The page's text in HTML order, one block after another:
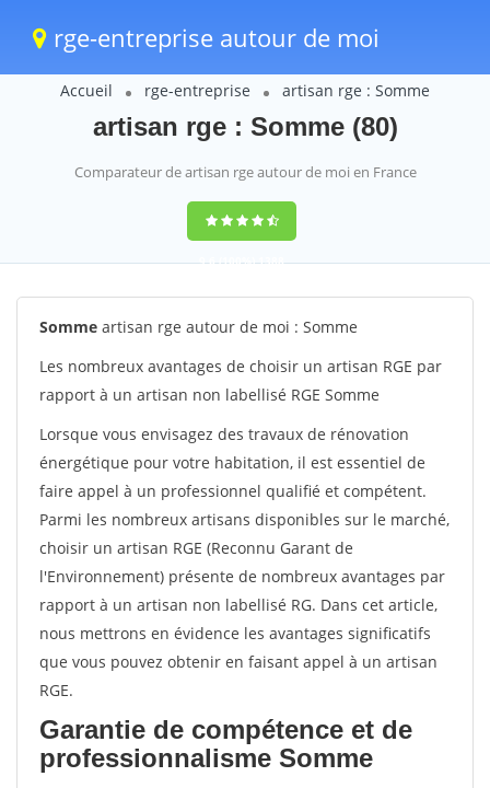
rge-entreprise autour de moi
Accueil rge-entreprise artisan rge : Somme
artisan rge : Somme (80)
Comparateur de artisan rge autour de moi en France
9,6(100%)1388
votes
Somme artisan rge autour de moi : Somme
Les nombreux avantages de choisir un artisan RGE par
rapport à un artisan non labellisé RGE Somme
Lorsque vous envisagez des travaux de rénovation
énergétique pour votre habitation, il est essentiel de
faire appel à un professionnel qualifié et compétent.
Parmi les nombreux artisans disponibles sur le marché,
choisir un artisan RGE (Reconnu Garant de
l'Environnement) présente de nombreux avantages par
rapport à un artisan non labellisé RG. Dans cet article,
nous mettrons en évidence les avantages significatifs
que vous pouvez obtenir en faisant appel à un artisan
RGE.
Garantie de compétence et de
professionnalisme Somme